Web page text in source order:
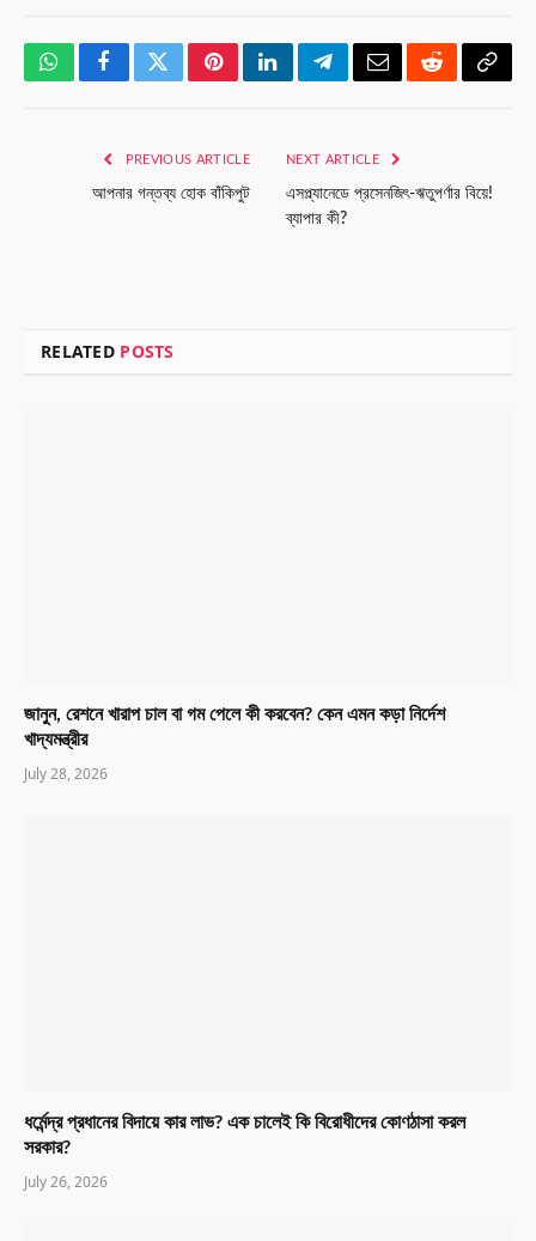
WhatsAppFacebookTwitterPinterestLinkedInTelegramEmailRedditCopy
PREVIOUS ARTICLE
আপনার গন্তব্য হোক বাঁকিপুট
NEXT ARTICLE
এসপ্ল্যানেডে প্রসেনজিৎ-ঋতুপর্ণার বিয়ে!
ব্যাপার কী?
RELATED POSTS
জানুন, রেশনে খারাপ চাল বা গম পেলে কী করবেন? কেন এমন কড়া নির্দেশ
খাদ্যমন্ত্রীর
July 28, 2026
ধর্মেন্দ্র প্রধানের বিদায়ে কার লাভ? এক চালেই কি বিরোধীদের কোণঠাসা করল
সরকার?
July 26, 2026